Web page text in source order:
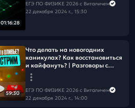
01:16:28
ЕГЭ ПО ФИЗИКЕ 2026 с Виталичем
22 декабря 2024 г., 15:30
59:30
Что делать на новогодних
каникулах? Как восстановиться
и кайфануть? | Разговоры с
Виталичем
ЕГЭ ПО ФИЗИКЕ 2026 с Виталичем
22 декабря 2024 г., 14:00